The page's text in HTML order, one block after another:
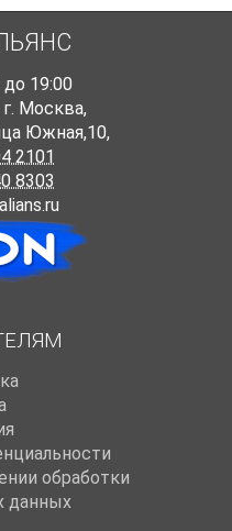
19:00
г. Москва,
Южная,10,
2101
8303
обработки
данных